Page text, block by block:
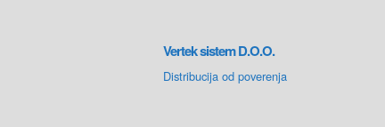
Skip to navigation
Skip to content
Vertek sistem D.O.O.
Distribucija od poverenja